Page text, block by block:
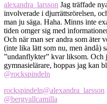
alexandra_larsson Jag träffade
involverade i djurrättsrörelsen,
man ju säga. Haha. Minns inte
tiden omger sig med
Och när man ser andra som äter
(inte lika lätt som nu, men ändå)
”undanflykter” kvar liksom. Och
gymnasielärare, hoppas jag kan
@rockspindeln
rockspindeln@alexandra_larsson
@bergvallcamilla